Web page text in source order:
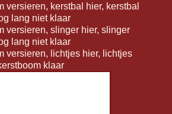
versieren, kerstbal hier, kerstbal
lang niet klaar
versieren, slinger hier, slinger
lang niet klaar
versieren, lichtjes hier, lichtjes
klaar